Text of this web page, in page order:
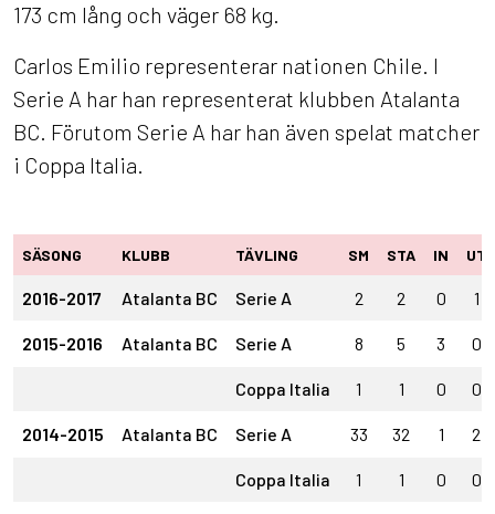
173 cm lång och väger 68 kg.
Carlos Emilio representerar nationen Chile. I
Serie A har han representerat klubben Atalanta
BC. Förutom Serie A har han även spelat matcher
i Coppa Italia.
SÄSONG KLUBB TÄVLING SM STA IN UT
2016-2017 Atalanta BC Serie A 2 2 0 1
2015-2016 Atalanta BC Serie A 8 5 3 0
Coppa Italia 1 1 0 0
2014-2015 Atalanta BC Serie A 33 32 1 2
Coppa Italia 1 1 0 0